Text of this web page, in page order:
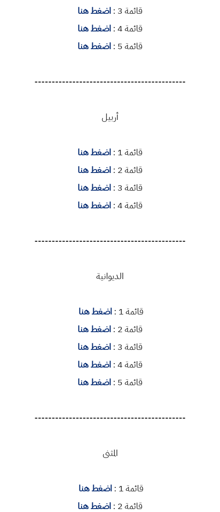
قائمة 3 :
اضغط هنا
قائمة 4 :
اضغط هنا
قائمة 5 :
اضغط هنا
--------------------------------------------
أربيل
قائمة 1 :
اضغط هنا
قائمة 2 :
اضغط هنا
قائمة 3 :
اضغط هنا
قائمة 4 :
اضغط هنا
--------------------------------------------
الديوانية
قائمة 1 :
اضغط هنا
قائمة 2 :
اضغط هنا
قائمة 3 :
اضغط هنا
قائمة 4 :
اضغط هنا
قائمة 5 :
اضغط هنا
--------------------------------------------
المثنى
قائمة 1 :
اضغط هنا
قائمة 2 :
اضغط هنا